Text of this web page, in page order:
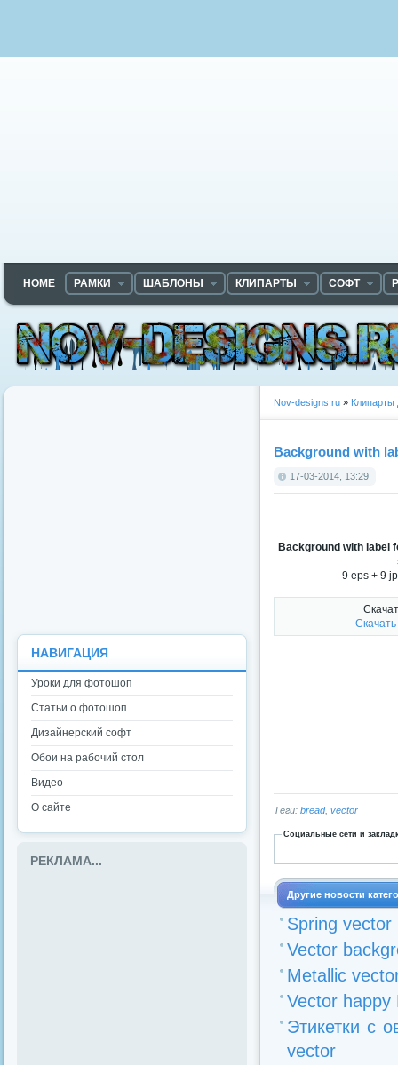
HOME РАМКИ ШАБЛОНЫ КЛИПАРТЫ СОФТ
Nov-designs.ru »
Background with
17-03-2014, 13:29
Background with label
9 eps + 9
Теги: bread, vector
Социальные сети и
Другие новости
Spring
Vector
Metallic
Vector happy
Этикетки с
vector
НАВИГАЦИЯ
Уроки для фотошоп
Статьи о фотошоп
Дизайнерский софт
Обои на рабочий стол
Видео
О сайте
РЕКЛАМА...